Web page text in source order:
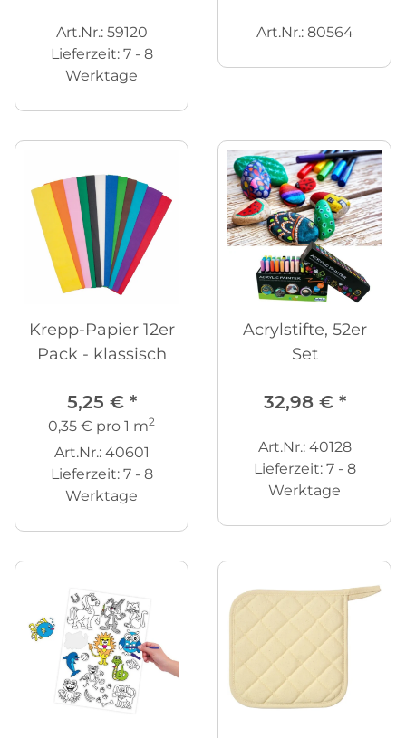
Art.Nr.: 59120
Lieferzeit: 7 - 8
Werktage
Art.Nr.: 80564
Krepp-Papier 12er
Pack - klassisch
5,25 € *
0,35 € pro 1 m2
Art.Nr.: 40601
Lieferzeit: 7 - 8
Werktage
Acrylstifte, 52er
Set
32,98 € *
Art.Nr.: 40128
Lieferzeit: 7 - 8
Werktage